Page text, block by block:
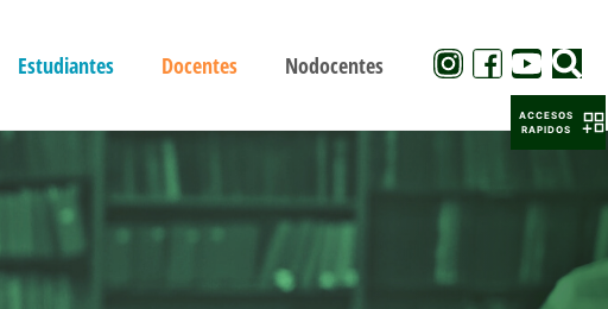
Estudiantes Docentes Nodocentes
ACCESOS
RAPIDOS